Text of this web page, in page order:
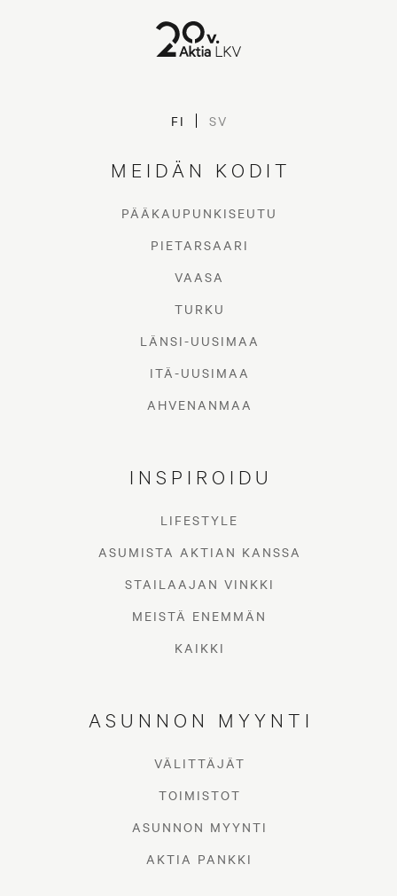
FI SV
MEIDÄN KODIT
PÄÄKAUPUNKISEUTU
PIETARSAARI
VAASA
TURKU
LÄNSI-UUSIMAA
ITÄ-UUSIMAA
AHVENANMAA
INSPIROIDU
LIFESTYLE
ASUMISTA AKTIAN KANSSA
STAILAAJAN VINKKI
MEISTÄ ENEMMÄN
KAIKKI
ASUNNON MYYNTI
VÄLITTÄJÄT
TOIMISTOT
ASUNNON MYYNTI
AKTIA PANKKI